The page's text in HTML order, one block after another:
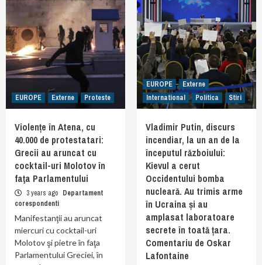
EUROPE Externe Proteste
Violențe în Atena, cu
40.000 de protestatari:
Grecii au aruncat cu
cocktail-uri Molotov în
faţa Parlamentului
3 years ago Departament
corespondenti
Manifestanţii au aruncat
miercuri cu cocktail-uri
Molotov şi pietre în faţa
Parlamentului Greciei, în
EUROPE
Externe
International
Politica Stiri
Vladimir Putin, discurs
incendiar, la un an de la
începutul războiului:
Kievul a cerut
Occidentului bomba
nucleară. Au trimis arme
în Ucraina și au
amplasat laboratoare
secrete în toată țara.
Comentariu de Oskar
Lafontaine